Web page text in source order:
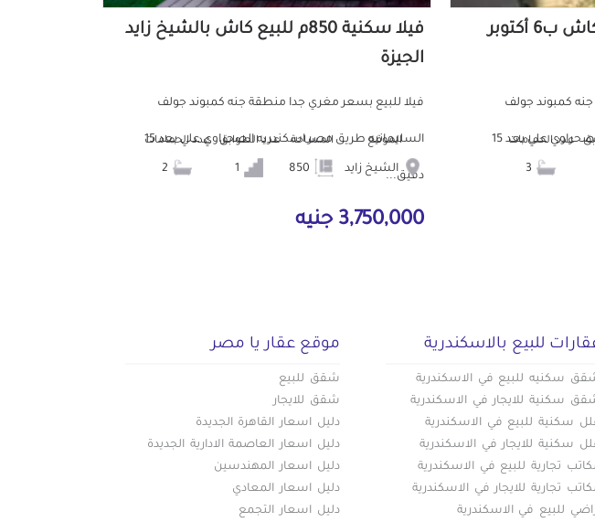
فيلا سكنية 500م للبيع كاش ب6 أكتوبر
كمبوند جولف
السليمانيه طريق مصر اسكندريه الصحراوي علي بعد 15 عدد الحمامات
فيلا سكنية 850م للبيع كاش بالشيخ زايد
الجيزة
فيلا للبيع بسعر مغري جدا منطقة جنه كمبوند جولف
السليمانيه طريق مصر اسكندريه الصحراوي علي بعد 15
دقيق...
الموقع
الشيخ زايد
المساحة عدد الطوابق عدد الحمامات
3,750,000 جنيه
للبيع بالاسكندرية
سكنيه للبيع في الاسكندرية
سكنية للايجار في الاسكندرية
سكنية للبيع في الاسكندرية
سكنية للايجار في الاسكندرية
تجارية للبيع في الاسكندرية
تجارية للايجار في الاسكندرية
للبيع في الاسكندرية
موقع عقار يا مصر
شقق للبيع
شقق للايجار
دليل اسعار القاهرة الجديدة
دليل اسعار العاصمة الادارية الجديدة
دليل اسعار المهندسين
دليل اسعار المعادي
دليل اسعار التجمع